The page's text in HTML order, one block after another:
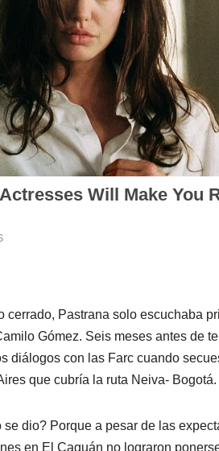
cerrado, Pastrana solo escuchaba
Gómez. Seis meses antes de
diálogos con las Farc cuando
que cubría la ruta Neiva- Bogotá.
se dio? Porque a pesar de las
en El Caguán no lograron